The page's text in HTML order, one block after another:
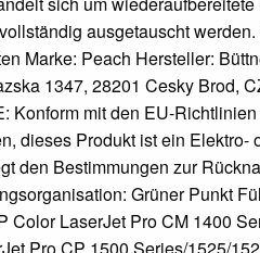
ausgetauscht
Marke: Peach Hersteller:
1347, 28201 Cesky Brod,
Konform mit den EU-
dieses Produkt ist ein Elektro-
den Bestimmungen zur
Grüner Punkt
Color LaserJet Pro CM 1400
Pro CP 1500 Series/1525/